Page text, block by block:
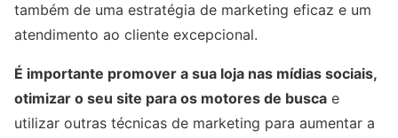
também de uma estratégia de marketing eficaz e um
atendimento ao cliente excepcional.
É importante promover a sua loja nas mídias sociais,
otimizar o seu site para os motores de busca e
utilizar outras técnicas de marketing para aumentar a